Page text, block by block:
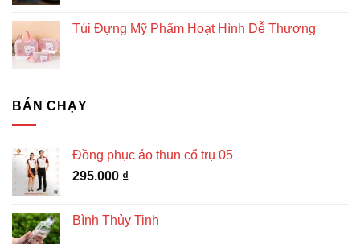
Túi Đựng Mỹ Phẩm Hoạt Hình Dễ Thương
BÁN CHẠY
Đồng phục áo thun cổ trụ 05
295.000 ₫
Bình Thủy Tinh